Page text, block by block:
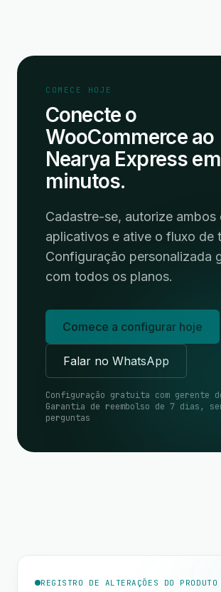
COMECE HOJE
Conecte o
WooCommerce ao
Nearya Express
minutos.
Cadastre-se, autorize ambos
aplicativos e ative o fluxo de
Configuração personalizada
com todos os planos.
Comece a configurar hoje
Falar no WhatsApp
Configuração gratuita com gerente
Garantia de reembolso de 7 dias,
perguntas
REGISTRO DE ALTERAÇÕES DO PRODUTO